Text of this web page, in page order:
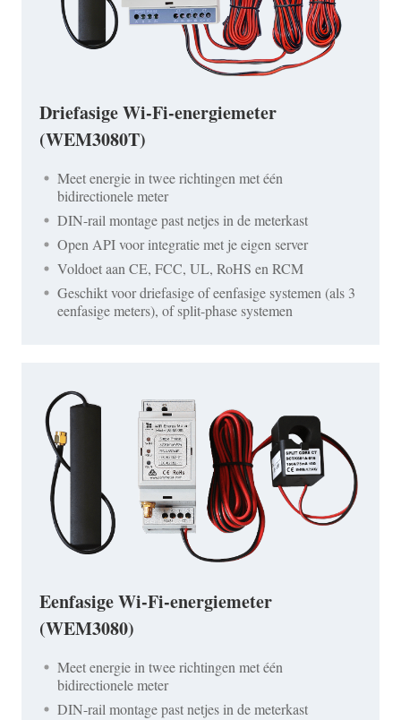
Driefasige Wi-Fi-energiemeter
(WEM3080T)
Meet energie in twee richtingen met één
bidirectionele meter
DIN-rail montage past netjes in de meterkast
Open API voor integratie met je eigen server
Voldoet aan CE, FCC, UL, RoHS en RCM
Geschikt voor driefasige of eenfasige systemen (als 3
eenfasige meters), of split-phase systemen
Eenfasige Wi-Fi-energiemeter
(WEM3080)
Meet energie in twee richtingen met één
bidirectionele meter
DIN-rail montage past netjes in de meterkast